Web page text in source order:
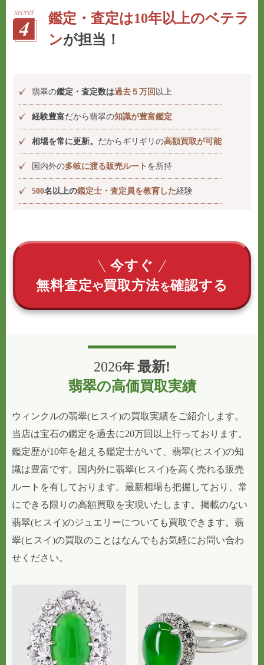
鑑定・査定は10年以上のベテラ
ンが担当！
翡翠の鑑定・査定数は過去５万回 以上
経験豊富だから翡翠の知識が豊富鑑定
相場を常に更新。 だからギリギリの高額買取が可能
国内外の多岐に渡る販売ルート を所持
500名以上の鑑定士・査定員を教育した経験
今すぐ
無料査定や買取方法を確認する
2026年 最新!
翡翠の高価買取実績
ウィンクルの翡翠(ヒスイ)の買取実績をご紹介します。
当店は宝石の鑑定を過去に20万回以上行っております。
鑑定歴が10年を超える鑑定士がいて、翡翠(ヒスイ)の知
識は豊富です。国内外に翡翠(ヒスイ)を高く売れる販売
ルートを有しております。最新相場も把握しており、常
にできる限りの高額買取を実現いたします。掲載のない
翡翠(ヒスイ)のジュエリーについても買取できます。翡
翠(ヒスイ)の買取のことはなんでもお気軽にお問い合わ
せください。